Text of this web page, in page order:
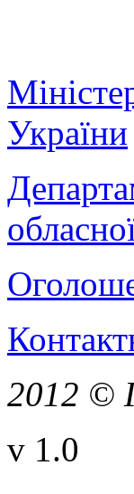
України
2012 ©
v 1.0